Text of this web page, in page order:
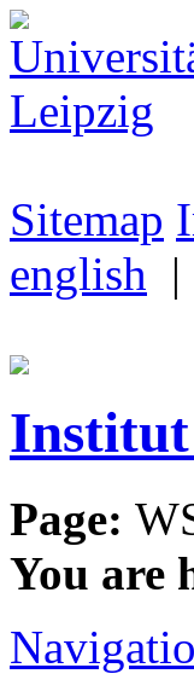
Sitemap
english |
Institut
Page:
You are